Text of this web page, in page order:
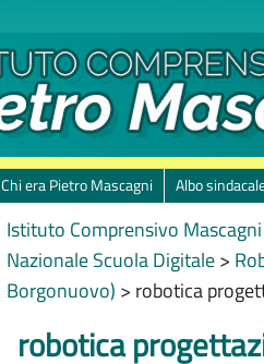
Chi era Pietro Mascagni Albo
Istituto Comprensivo
Nazionale Scuola Digitale>
Borgonuovo) > robotica
robotica